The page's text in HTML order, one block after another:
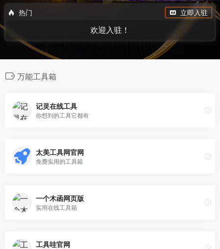
热门 立即入驻
欢迎入驻！
万能工具箱
记灵在线工具
你想到的工具它都有
太美工具网官网
免费实用的工具箱
一个木函网页版
实用在线工具箱
工具哇官网